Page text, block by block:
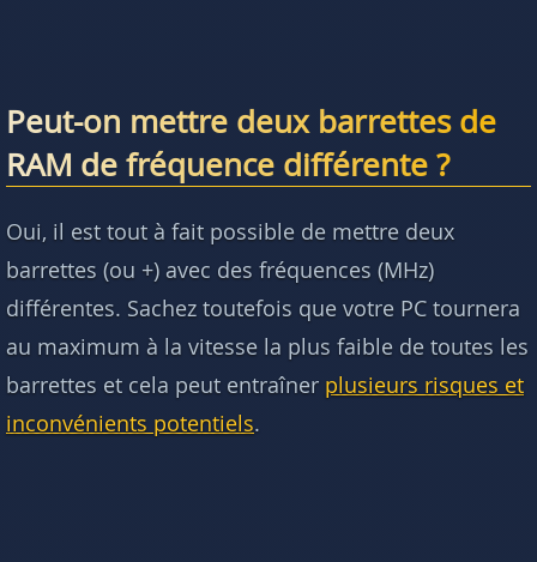
Peut-on mettre deux barrettes de
RAM de fréquence différente ?
Oui, il est tout à fait possible de mettre deux
barrettes (ou +) avec des fréquences (MHz)
différentes. Sachez toutefois que votre PC tournera
au maximum à la vitesse la plus faible de toutes les
barrettes et cela peut entraîner plusieurs risques et
inconvénients potentiels.